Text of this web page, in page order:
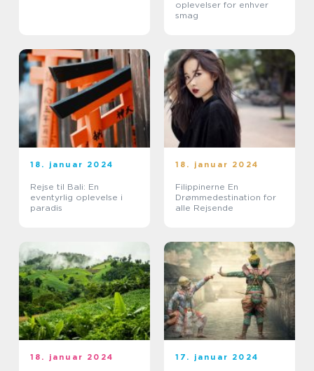
oplevelser for enhver
smag
18. januar 2024
Rejse til Bali: En
eventyrlig oplevelse i
paradis
18. januar 2024
Filippinerne En
Drømmedestination for
alle Rejsende
18. januar 2024 17. januar 2024